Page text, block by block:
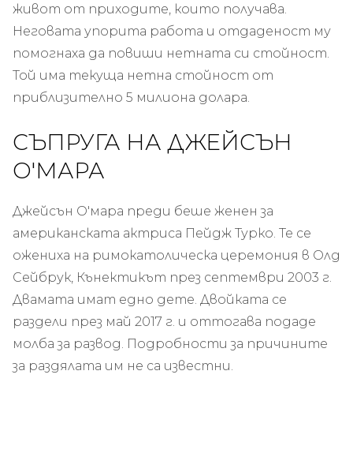
живот от приходите, които получава.
Неговата упорита работа и отдаденост му
помогнаха да повиши нетната си стойност.
Той има текуща нетна стойност от
приблизително 5 милиона долара.
СЪПРУГА НА ДЖЕЙСЪН
О'МАРА
Джейсън О'мара преди беше женен за
американската актриса Пейдж Турко. Те се
ожениха на римокатолическа церемония в Олд
Сейбрук, Кънектикът през септември 2003 г.
Двамата имат едно дете. Двойката се
раздели през май 2017 г. и оттогава подаде
молба за развод. Подробности за причините
за раздялата им не са известни.